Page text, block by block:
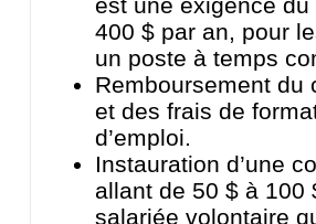
400 $ par an, pour
un poste à temps
Remboursement du
et des frais de
d’emploi.
Instauration d’une
allant de 50 $ à 100
salariée volontaire